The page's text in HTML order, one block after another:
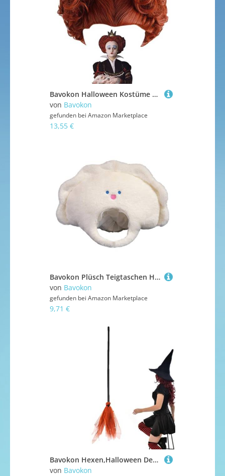
Bavokon Halloween Kostüme Für Erwachsene, Cosplay Halloween Kostüm Zubehör, Einstellbares Weiches Suit-Outfit Für Party Alltag Cosplay
von Bavokon
gefunden bei Amazon Marketplace
13,55 €
Bavokon Plüsch Teigtaschen Hut - Süße Plüschmütze Für Halloween Kostüm - Party Kopfschmuck Für Halloween Geburtstag Karneval Ostern Kinderfest Feiern
von Bavokon
gefunden bei Amazon Marketplace
9,71 €
Bavokon Hexen,Halloween Dekoration - Spielaccessoire Für Hexenhaus Bühnenauftritte Kostümpartys Cosplay Haustür Halloween Kostüme
von Bavokon